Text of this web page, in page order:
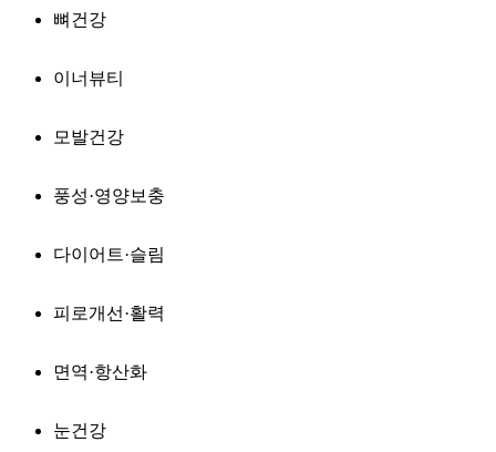
뼈건강
이너뷰티
모발건강
풍성·영양보충
다이어트·슬림
피로개선·활력
면역·항산화
눈건강